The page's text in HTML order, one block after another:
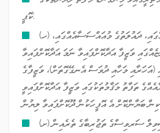
ކޮޕީ:
(ހ) ސިވިލް ސަރވިސްގެ ވަޒީފާއެއްގައި، ދައުލަތުގެ މުއައްސަސާއެއްގައި،
ވަޒީފާ އަދާކޮށްފައިވާ ނަމަ އަދާކޮށްފައިވާ
(އަހަރާއި މަހާއި ދުވަސް އެނގޭގޮތަށް)، ވަޒީފާގެ
ތަފާތު މަޤާމުތަކުގައި ވަޒީފާ އަދާކޮށްފައިވީ
(ށ) ސިވިލް ސަރވިސްގެ ތަޖުރިބާގެ ތެރެއިން